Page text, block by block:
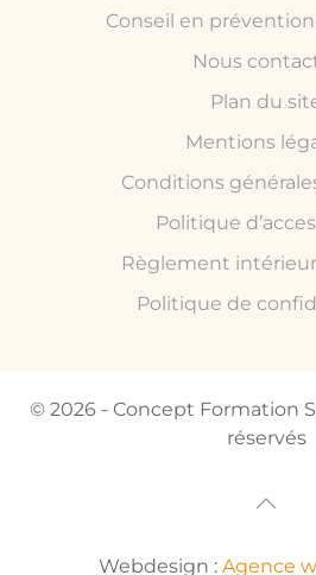
Conseil en
Nous
Plan du
Mentions
Conditions
Politique
Règlement
Politique de
© 2026 - Concept Formation
réservés
Webdesign : Agence